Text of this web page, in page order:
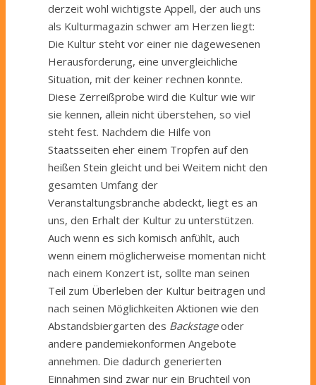
derzeit wohl wichtigste Appell, der auch uns
als Kulturmagazin schwer am Herzen liegt:
Die Kultur steht vor einer nie dagewesenen
Herausforderung, eine unvergleichliche
Situation, mit der keiner rechnen konnte.
Diese Zerreißprobe wird die Kultur wie wir
sie kennen, allein nicht überstehen, so viel
steht fest. Nachdem die Hilfe von
Staatsseiten eher einem Tropfen auf den
heißen Stein gleicht und bei Weitem nicht den
gesamten Umfang der
Veranstaltungsbranche abdeckt, liegt es an
uns, den Erhalt der Kultur zu unterstützen.
Auch wenn es sich komisch anfühlt, auch
wenn einem möglicherweise momentan nicht
nach einem Konzert ist, sollte man seinen
Teil zum Überleben der Kultur beitragen und
nach seinen Möglichkeiten Aktionen wie den
Abstandsbiergarten des Backstageoder
andere pandemiekonformen Angebote
annehmen. Die dadurch generierten
Einnahmen sind zwar nur ein Bruchteil von